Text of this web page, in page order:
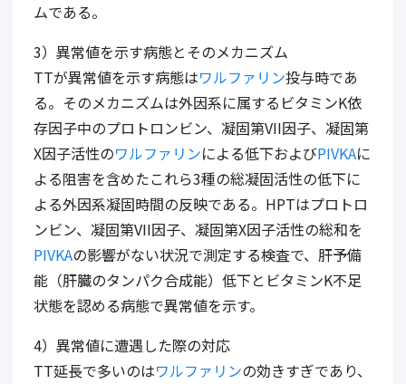
ムである。
3）異常値を示す病態とそのメカニズム
TTが異常値を示す病態はワルファリン投与時であ
る。そのメカニズムは外因系に属するビタミンK依
存因子中のプロトロンビン、凝固第VII因子、凝固第
X因子活性のワルファリンによる低下およびPIVKAに
よる阻害を含めたこれら3種の総凝固活性の低下に
よる外因系凝固時間の反映である。HPTはプロトロ
ンビン、凝固第VII因子、凝固第X因子活性の総和を
PIVKAの影響がない状況で測定する検査で、肝予備
能（肝臓のタンパク合成能）低下とビタミンK不足
状態を認める病態で異常値を示す。
4）異常値に遭遇した際の対応
TT延長で多いのはワルファリンの効きすぎであり、